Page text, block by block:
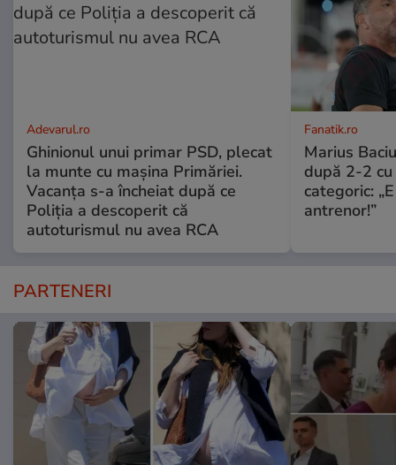
Adevarul.ro
Ghinionul unui primar PSD, plecat
la munte cu mașina Primăriei.
Vacanța s-a încheiat după ce
Poliția a descoperit că
autoturismul nu avea RCA
Fanatik.ro
Marius
după 2-2 cu
categoric:
antrenor!”
PARTENERI